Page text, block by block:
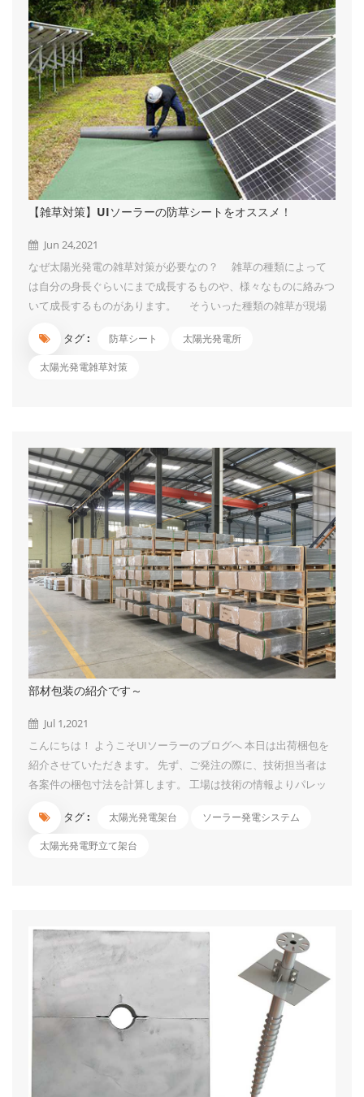
【雑草対策】UIソーラーの防草シートをオススメ！
Jun 24,2021
なぜ太陽光発電の雑草対策が必要なの？ 雑草の種類によって
は自分の身長ぐらいにまで成長するものや、様々なものに絡みつ
いて成長するものがあります。 そういった種類の雑草が現場
います。 そうなってしまうと、パネルの一部分に太陽光が当
たらなくなってしまうことで、ホットスポットという現象が発生
になってしまう可能性もあり、パネル機器の点検で立ち入った際
に襲われる危険があります。 ではどうやって雑草対策をしたら
いいの？ ①刈払機による草刈 &emsp...
タグ : 防草シート 太陽光発電所
太陽光発電雑草対策
部材包装の紹介です～
Jul 1,2021
こんにちは！ ようこそUIソーラーのブログへ 本日は出荷梱包を
紹介させていただきます。 先ず、ご発注の際に、技術担当者は
各案件の梱包寸法を計算します。 工場は技術の情報よりパレッ
を行っております。 小部品は紛失しないように箱に入れて、箱
の表面に各部品のITEM NO.と数量を表記しています。箱は壊れ
は事前に積載図を書きます。積載図に従って作業するため、各パ
レットの位置も分かっています。荷下ろしに対して非常に便利で
す。 小部品でも長い部材でも運送中に傷しないようにいろいろ
工夫をしております。 信頼できるよう...
タグ : 太陽光発電架台 ソーラー発電システム
太陽光発電野立て架台